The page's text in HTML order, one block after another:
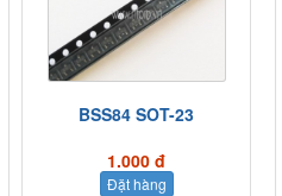
BSS84 SOT-23
1.000 đ
Đặt hàng